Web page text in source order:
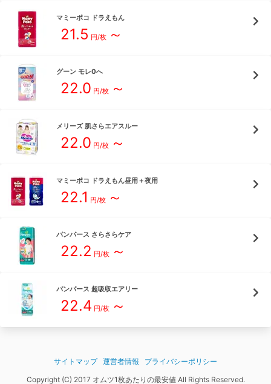
マミーポコ ドラえもん
21.5 円/枚 ～
グーン モレ0へ
22.0 円/枚 ～
メリーズ 肌さらエアスルー
22.0 円/枚 ～
マミーポコ ドラえもん昼用＋夜用
22.1 円/枚 ～
パンパース さらさらケア
22.2 円/枚 ～
パンパース 超吸収エアリー
22.4 円/枚 ～
サイトマップ 運営者情報
プライバシーポリシー
Copyright (C) 2017 オムツ1枚あたりの最安値 All Rights Reserved.